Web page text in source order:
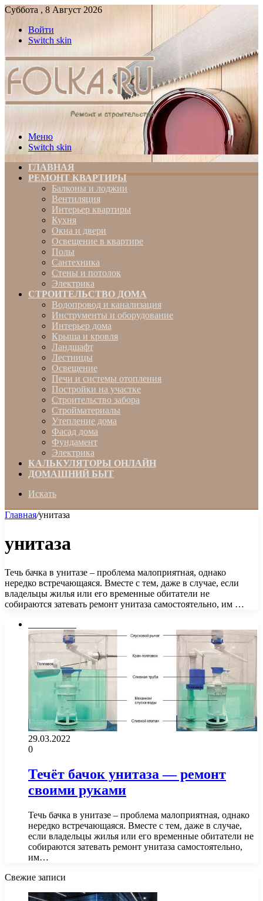
Суббота , 8 Август 2026
Войти
Switch skin
Меню
Switch skin
ГЛАВНАЯ
РЕМОНТ КВАРТИРЫ
Балконы и лоджии
Вентиляция
Интерьер квартиры
Кухня
Окна и двери
Освещение в квартире
Полы
Сантехника
Стены и потолок
Электрика
СТРОИТЕЛЬСТВО ДОМА
Водопровод и канализация
Инструменты и оборудование
Интерьер дома
Крыша и кровля
Ландшафт
Лестницы
Освещение
Печи и системы отопления
Постройки на участке
Строительство забора
Стройматериалы
Утепление дома
Фасад дома
Фундамент
Электрика
КАЛЬКУЛЯТОРЫ ОНЛАЙН
ДОМАШНИЙ БЫТ
Искать
Главная/унитаза
унитаза
Течь бачка в унитазе – проблема малоприятная, однако
нередко встречающаяся. Вместе с тем, даже в случае, если
владельцы жилья или его временные обитатели не
собираются затевать ремонт унитаза самостоятельно, им …
29.03.2022
0
Течёт бачок унитаза — ремонт
своими руками
Течь бачка в унитазе – проблема малоприятная, однако
нередко встречающаяся. Вместе с тем, даже в случае,
если владельцы жилья или его временные обитатели не
собираются затевать ремонт унитаза самостоятельно,
им…
Свежие записи